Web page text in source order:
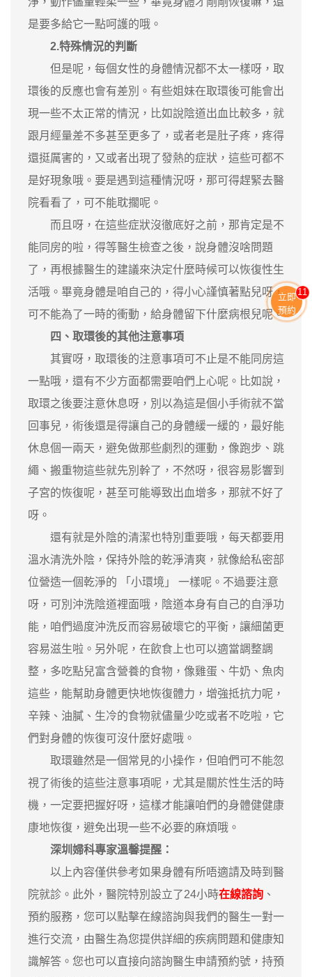
是要多給它一點呵護的哦。
2.特殊情況的判斷
但是呢，每個女性的身體情況都不太一樣呀，取
環後的反應也會有差別。有些姐妹在取環後可能會出
現一些不太正常的情況，比如說陰道出血比較多，就
跟月經量差不多甚至更多了，或者老是肚子疼，疼得
還挺厲害的，又或者出現了發熱的症狀，這些可都不
是好現象哦。要是遇到這種情況呀，那可得趕緊去醫
院看看了，可不能耽擱呢。
而且呀，在這些症狀沒徹底好之前，那肯定是不
能同房的啦，得等醫生檢查之後，說身體沒啥問題
了，再根據醫生的建議來決定什麼時候可以恢復性生
活哦。畢竟身體是咱自己的，得小心謹慎著點兒呀，
可不能為了一時的衝動，給身體留下什麼病根兒呢。
四、取環後的其他注意事項
其實呀，取環後的注意事項可不止是不能同房這
一點哦，還有不少方面都需要咱們上心呢。比如說，
取環之後要注意休息呀，別以為這是個小手術就不當
回事兒，術後還是得讓自己的身體緩一緩的，最好能
休息個一兩天，避免做那些劇烈的運動，像跑步、跳
繩、搬重物這些就先別幹了，不然呀，很容易影響到
子宮的恢復呢，甚至可能導致出血增多，那就不好了
呀。
還有就是外陰的清潔也特別重要哦，每天都要用
溫水清洗外陰，保持外陰的乾淨清爽，就像給私密部
位營造一個乾淨的 「小環境」 一樣呢。不過要注意
呀，可別沖洗陰道裡面哦，陰道本身有自己的自淨功
能，咱們過度沖洗反而容易破壞它的平衡，讓細菌更
容易滋生啦。另外呢，在飲食上也可以適當調整調
整，多吃點兒富含營養的食物，像雞蛋、牛奶、魚肉
這些，能幫助身體更快地恢復體力，增強抵抗力呢，
辛辣、油膩、生冷的食物就儘量少吃或者不吃啦，它
們對身體的恢復可沒什麼好處哦。
取環雖然是一個常見的小操作，但咱們可不能忽
視了術後的這些注意事項呢，尤其是關於性生活的時
機，一定要把握好呀，這樣才能讓咱們的身體健健康
康地恢復，避免出現一些不必要的麻煩哦。
深圳婦科專家溫馨提醒：
以上內容僅供參考如果身體有所唔適請及時到醫
院就診。此外，醫院特別設立了24小時在線諮詢 、
預約服務，您可以點擊在線諮詢與我們的醫生一對一
進行交流，由醫生為您提供詳細的疾病問題和健康知
識解答。您也可以直接向諮詢醫生申請預約號，持預
立即
預約
11